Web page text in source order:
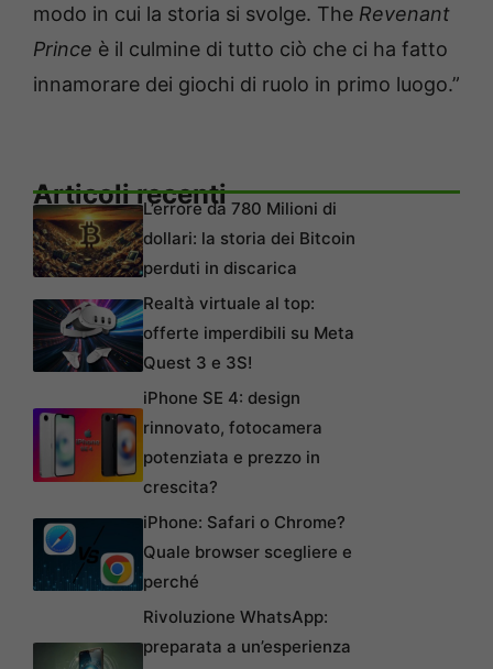
modo in cui la storia si svolge. The Revenant
Prince è il culmine di tutto ciò che ci ha fatto
innamorare dei giochi di ruolo in primo luogo.”
Articoli recentiL’errore da 780 Milioni di
dollari: la storia dei Bitcoin
perduti in discarica
Realtà virtuale al top:
offerte imperdibili su Meta
Quest 3 e 3S!
iPhone SE 4: design
rinnovato, fotocamera
potenziata e prezzo in
crescita?
iPhone: Safari o Chrome?
Quale browser scegliere e
perché
Rivoluzione WhatsApp:
preparata a un’esperienza